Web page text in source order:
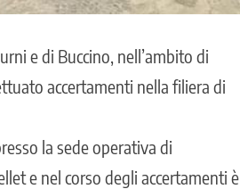
e di Buccino, nell’ambito di
accertamenti nella filiera di
la sede operativa di
e nel corso degli accertamenti è